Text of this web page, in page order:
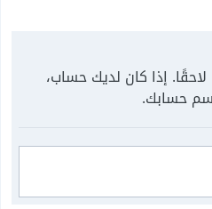
إذا كان لديك حساب،
حسابك.